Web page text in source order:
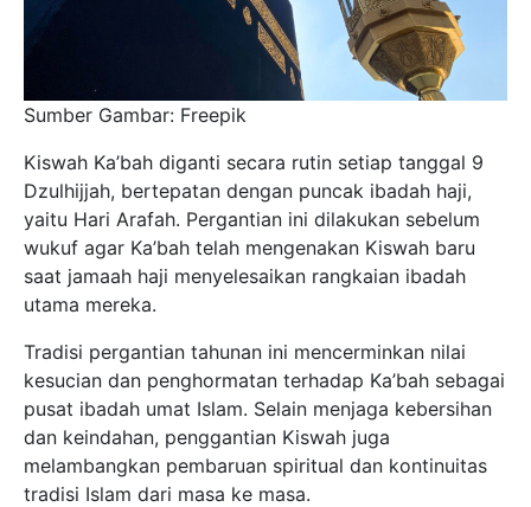
Sumber Gambar: Freepik
Kiswah Ka’bah diganti secara rutin setiap tanggal 9
Dzulhijjah, bertepatan dengan puncak ibadah haji,
yaitu Hari Arafah. Pergantian ini dilakukan sebelum
wukuf agar Ka’bah telah mengenakan Kiswah baru
saat jamaah haji menyelesaikan rangkaian ibadah
utama mereka.
Tradisi pergantian tahunan ini mencerminkan nilai
kesucian dan penghormatan terhadap Ka’bah sebagai
pusat ibadah umat Islam. Selain menjaga kebersihan
dan keindahan, penggantian Kiswah juga
melambangkan pembaruan spiritual dan kontinuitas
tradisi Islam dari masa ke masa.